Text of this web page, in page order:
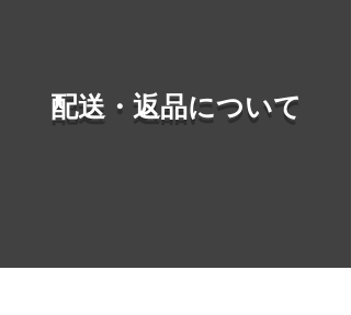
配送・返品について